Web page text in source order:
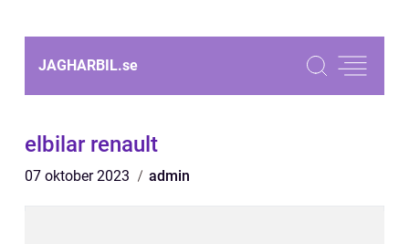
JAGHARBIL.se
elbilar renault
07 oktober 2023 admin